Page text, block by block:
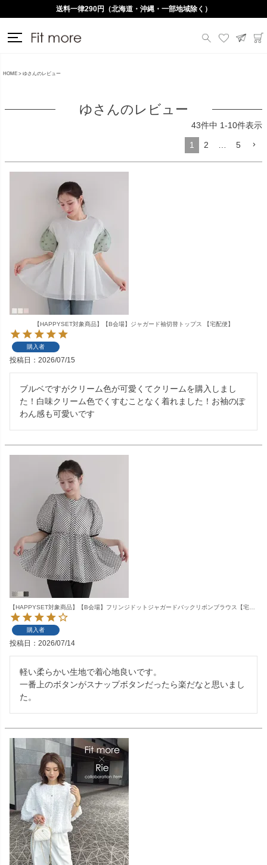
送料一律290円（北海道・沖縄・一部地域除く）
HOME ゆさんのレビュー
ゆさんのレビュー
43件中 1-10件表示
1 2 5
【HAPPYSET対象商品】【B会場】ジャガード袖切替トップス 【宅配便】
購入者
投稿日 2026/07/15
ブルベですがクリーム色が可愛くてクリームを購入しまし
た！白味クリーム色でくすむことなく着れました！お袖のぽ
わん感も可愛いです
購入者
投稿日 2026/07/14
軽い柔らかい生地で着心地良いです。
一番上のボタンがスナップボタンだったら楽だなと思いまし
た。